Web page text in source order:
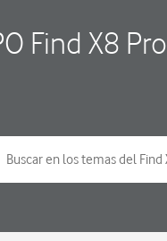
Find X8 Pro